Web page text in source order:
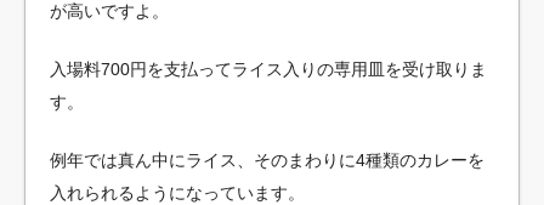
が高いですよ。
入場料700円を支払ってライス入りの専用皿を受け取りま
す。
例年では真ん中にライス、そのまわりに4種類のカレーを
入れられるようになっています。